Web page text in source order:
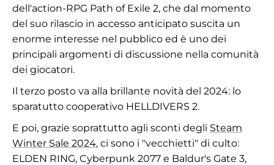
dell'action-RPG Path of Exile 2, che dal momento
del suo rilascio in accesso anticipato suscita un
enorme interesse nel pubblico ed è uno dei
principali argomenti di discussione nella comunità
dei giocatori.
Il terzo posto va alla brillante novità del 2024: lo
sparatutto cooperativo HELLDIVERS 2.
E poi, grazie soprattutto agli sconti degli Steam
Winter Sale 2024, ci sono i "vecchietti" di culto:
ELDEN RING, Cyberpunk 2077 e Baldur's Gate 3,